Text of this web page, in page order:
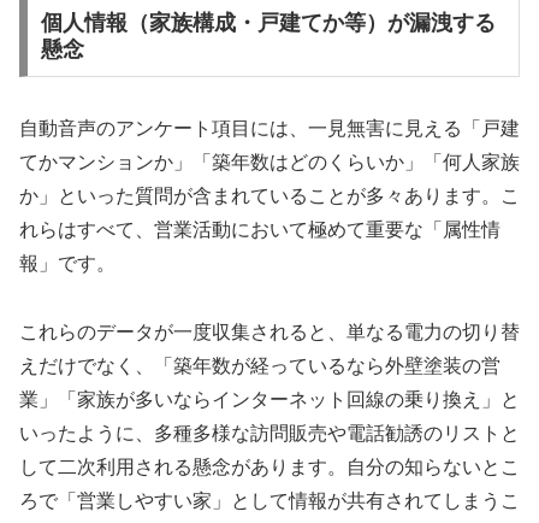
個人情報（家族構成・戸建てか等）が漏洩する
懸念
自動音声のアンケート項目には、一見無害に見える「戸建
てかマンションか」「築年数はどのくらいか」「何人家族
か」といった質問が含まれていることが多々あります。こ
れらはすべて、営業活動において極めて重要な「属性情
報」です。
これらのデータが一度収集されると、単なる電力の切り替
えだけでなく、「築年数が経っているなら外壁塗装の営
業」「家族が多いならインターネット回線の乗り換え」と
いったように、多種多様な訪問販売や電話勧誘のリストと
して二次利用される懸念があります。自分の知らないとこ
ろで「営業しやすい家」として情報が共有されてしまうこ